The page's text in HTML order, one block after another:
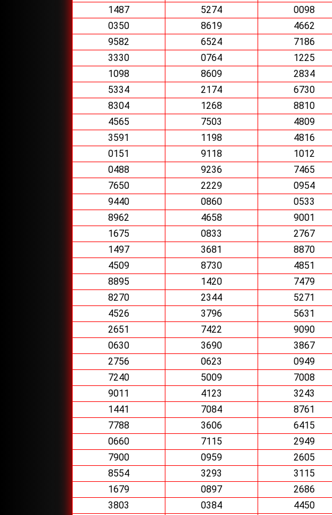
1487
5274 0098
0350
8619 4662
9582
6524 7186
3330
0764 1225
1098
8609 2834
5334
2174 6730
8304
1268 8810
4565
7503 4809
3591
1198 4816
0151
9118 1012
0488
9236 7465
7650
2229 0954
9440
0860 0533
8962
4658 9001
1675
0833 2767
1497
3681 8870
4509
8730 4851
8895
1420 7479
8270
2344 5271
4526
3796 5631
2651
7422 9090
0630
3690 3867
2756
0623 0949
7240
5009 7008
9011
4123 3243
1441
7084 8761
7788
3606 6415
0660
7115 2949
7900
0959 2605
8554
3293 3115
1679
0897 2686
3803
0384 4450